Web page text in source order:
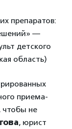
препаратов:
—
детского
область)
приема-
чтобы не
, юрист